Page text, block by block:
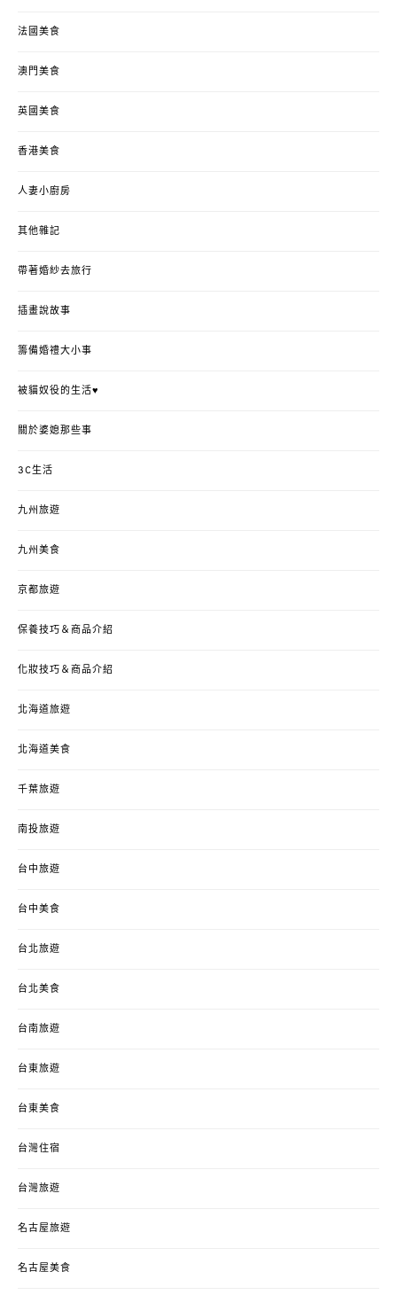
法國美食
澳門美食
英國美食
香港美食
人妻小廚房
其他雜記
帶著婚紗去旅行
插畫說故事
籌備婚禮大小事
被貓奴役的生活♥
關於婆媳那些事
3C生活
九州旅遊
九州美食
京都旅遊
保養技巧＆商品介紹
化妝技巧＆商品介紹
北海道旅遊
北海道美食
千葉旅遊
南投旅遊
台中旅遊
台中美食
台北旅遊
台北美食
台南旅遊
台東旅遊
台東美食
台灣住宿
台灣旅遊
名古屋旅遊
名古屋美食